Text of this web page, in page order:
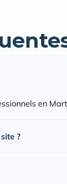
en
?